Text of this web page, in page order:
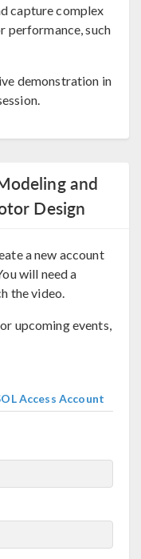
capture complex
such
demonstration in
and
Design
a new account
will need a
the video.
upcoming events,
Access Account